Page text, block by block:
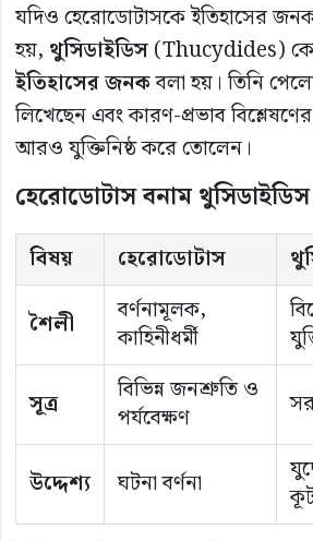
যদিও হেরোডোটাসকে ইতিহাসের
হয়, থুসিডাইডিস(Thucydides)
ইতিহাসের জনকবলা হয়। তিনি
লিখেছেন এবং কারণ-প্রভাব
আরও যুক্তিনিষ্ঠ করে তোলেন।
হেরোডোটাস বনাম থুসিডাইডিস
বিষয় হেরোডোটাস
শৈলী
বর্ণনামূলক,
কাহিনীধর্মী
সূত্র
বিভিন্ন জনশ্রুতি ও
পর্যবেক্ষণ
উদ্দেশ্য ঘটনা বর্ণনা